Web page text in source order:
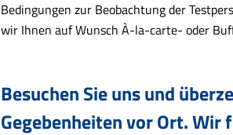
Bedingungen zur Beobachtung der
wir Ihnen auf Wunsch À-la-carte- oder
Besuchen Sie uns und
Gegebenheiten vor Ort. Wir